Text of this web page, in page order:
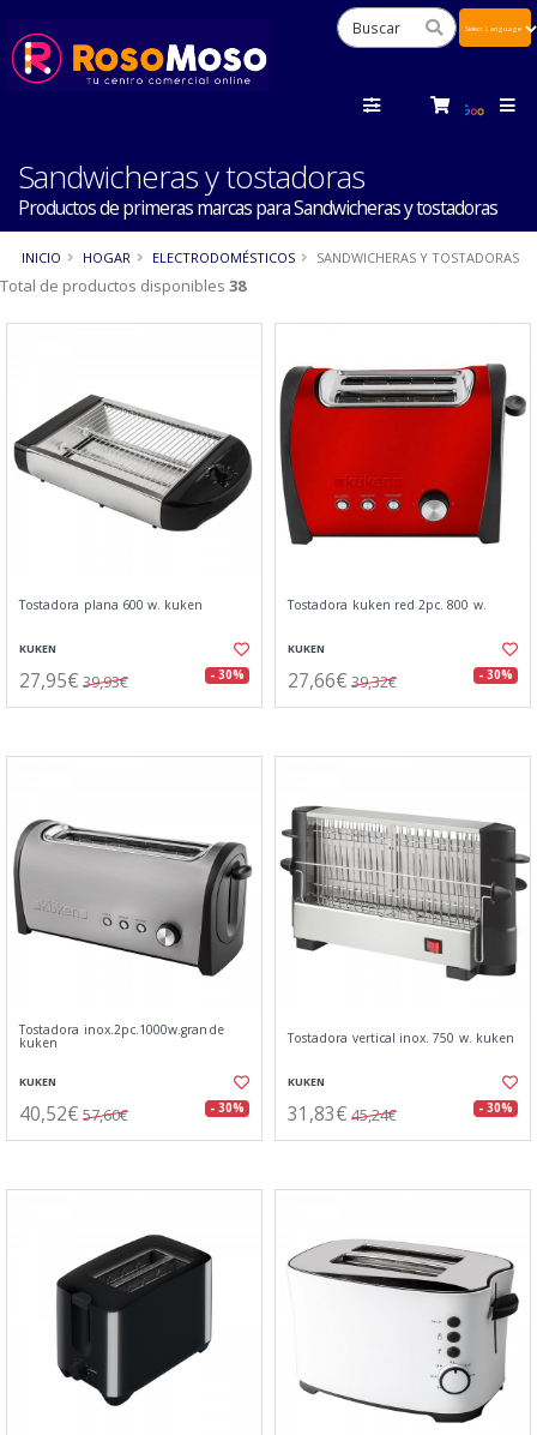
Sandwicheras y tostadoras
Productos de primeras marcas para Sandwicheras y tostadoras
INICIO HOGAR ELECTRODOMÉSTICOS SANDWICHERAS Y TOSTADORAS
Total de productos disponibles 38
Tostadora plana 600 w. kuken
KUKEN
27,95€ 39,93€ - 30%
Tostadora kuken red 2pc. 800 w.
KUKEN
27,66€ 39,32€ - 30%
Tostadora inox.2pc.1000w.grande
kuken
KUKEN
40,52€ 57,60€ - 30%
Tostadora vertical inox. 750 w. kuken
KUKEN
31,83€ 45,24€ - 30%